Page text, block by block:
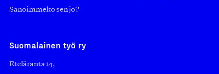
Sanoimmeko sen jo?
Suomalainen työ ry
Eteläranta 14,